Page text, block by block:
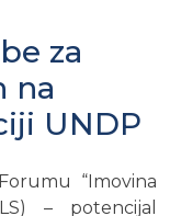
za
na
UNDP
“Imovina
– potencijal